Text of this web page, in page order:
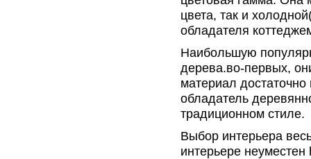
цвета, так и
обладателя
Наибольшую
дерева.во-первых,
материал
обладатель
традиционном стиле.
Выбор интерьера
интерьере